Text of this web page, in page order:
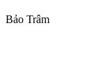
Bảo Trâm